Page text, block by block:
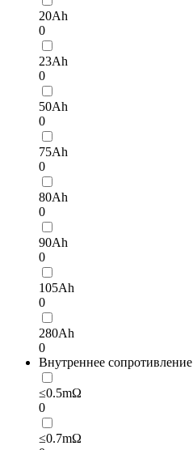
20Ah
0
23Ah
0
50Ah
0
75Ah
0
80Ah
0
90Ah
0
105Ah
0
280Ah
0
Внутреннее сопротивление
≤0.5mΩ
0
≤0.7mΩ